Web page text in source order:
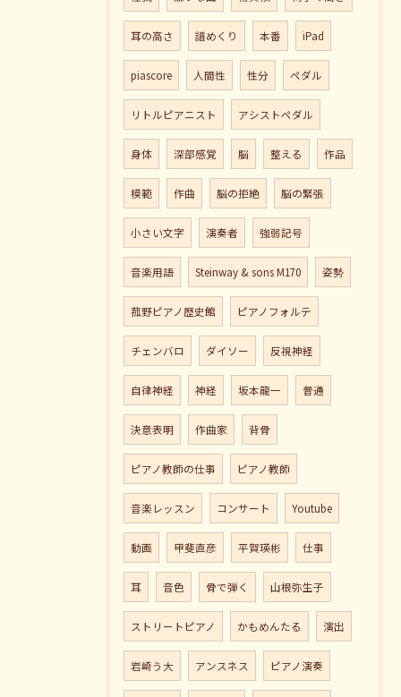
耳の高さ 譜めくり 本番 iPad
piascore 人間性 性分 ペダル
リトルピアニスト アシストペダル
身体 深部感覚 脳 整える 作品
模範 作曲 脳の拒絶 脳の緊張
小さい文字 演奏者 強弱記号
音楽用語 Steinway & sons M170 姿勢
菰野ピアノ歴史館 ピアノフォルテ
チェンバロ ダイソー 反視神経
自律神経 神経 坂本龍一 普通
決意表明 作曲家 背骨
ピアノ教師の仕事 ピアノ教師
音楽レッスン コンサート Youtube
動画 甲斐直彦 平賀瑛彬 仕事
耳 音色 骨で弾く 山根弥生子
ストリートピアノ かもめんたる 演出
岩崎う大 アンスネス ピアノ演奏